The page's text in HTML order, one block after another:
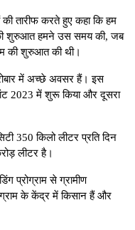
की तारीफ करते हुए कहा कि हम
शुरुआत हमने उस समय की, जब
की शुरुआत की थी।
में अच्छे अवसर हैं। इस
2023 में शुरू किया और दूसरा
350 किलो लीटर प्रति दिन
लीटर है।
प्रोग्राम से ग्रामीण
के केंद्र में किसान हैं और